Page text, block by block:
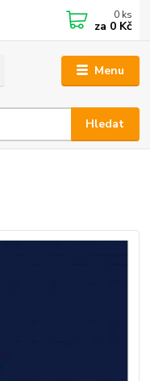
Menu
Hledat
0 ks
za 0 Kč